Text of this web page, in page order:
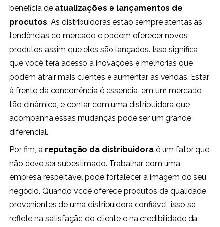
beneficia de atualizações e lançamentos de
produtos. As distribuidoras estão sempre atentas às
tendências do mercado e podem oferecer novos
produtos assim que eles são lançados. Isso significa
que você terá acesso a inovações e melhorias que
podem atrair mais clientes e aumentar as vendas. Estar
à frente da concorrência é essencial em um mercado
tão dinâmico, e contar com uma distribuidora que
acompanha essas mudanças pode ser um grande
diferencial.
Por fim, a reputação da distribuidora é um fator que
não deve ser subestimado. Trabalhar com uma
empresa respeitável pode fortalecer a imagem do seu
negócio. Quando você oferece produtos de qualidade
provenientes de uma distribuidora confiável, isso se
reflete na satisfação do cliente e na credibilidade da